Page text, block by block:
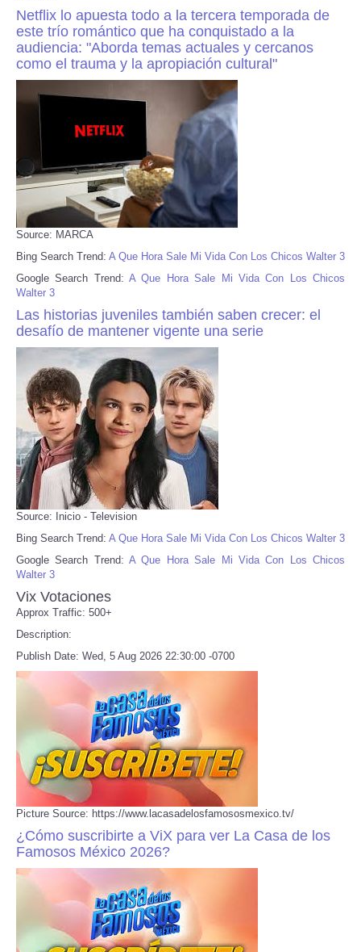
Netflix lo apuesta todo a la tercera temporada de
este trío romántico que ha conquistado a la
audiencia: "Aborda temas actuales y cercanos
como el trauma y la apropiación cultural"
Source: MARCA
Bing Search Trend: A Que Hora Sale Mi Vida Con Los Chicos Walter 3
Google Search Trend:A Que Hora Sale Mi Vida Con Los Chicos
Walter 3
Las historias juveniles también saben crecer: el
desafío de mantener vigente una serie
Source: Inicio - Television
Bing Search Trend: A Que Hora Sale Mi Vida Con Los Chicos Walter 3
Google Search Trend:A Que Hora Sale Mi Vida Con Los Chicos
Walter 3
Vix Votaciones
Approx Traffic: 500+
Description:
Publish Date: Wed, 5 Aug 2026 22:30:00 -0700
Picture Source: https://www.lacasadelosfamososmexico.tv/
¿Cómo suscribirte a ViX para ver La Casa de los
Famosos México 2026?